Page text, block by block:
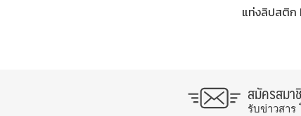
แท่งลิปสติก
สมัครสมา
รับข่าวสาร